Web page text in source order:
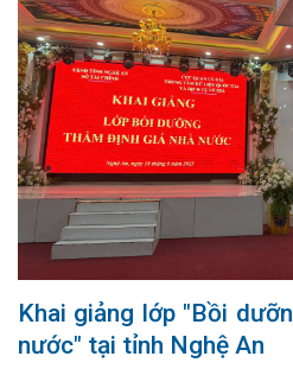
Khai giảng lớp "Bồi
nước" tại tỉnh Nghệ An